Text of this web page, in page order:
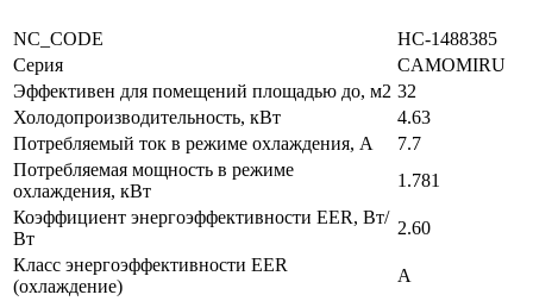
NC_CODE
НС-1488385
Серия
CAMOMIRU
Эффективен для помещений площадью до, м2 32
Холодопроизводительность, кВт
4.63
Потребляемый ток в режиме охлаждения, A
7.7
Потребляемая мощность в режиме
охлаждения, кВт
1.781
Коэффициент энергоэффективности EER, Вт/
Вт
2.60
Класс энергоэффективности EER
(охлаждение)
A